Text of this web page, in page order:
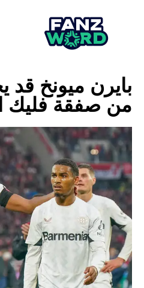
بايرن ميونخ قد
من صفقة فليك